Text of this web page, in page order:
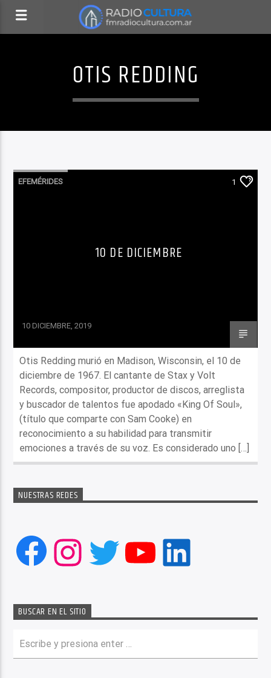
OTIS REDDING
EFEMÉRIDES 1
10 DE DICIEMBRE
10 DICIEMBRE, 2019
Otis Redding murió en Madison, Wisconsin, el 10 de
diciembre de 1967. El cantante de Stax y Volt
Records, compositor, productor de discos, arreglista
y buscador de talentos fue apodado «King Of Soul»,
(título que comparte con Sam Cooke) en
reconocimiento a su habilidad para transmitir
emociones a través de su voz. Es considerado uno […]
NUESTRAS REDES
Facebook
Instagram
Twitter
YouTube
LinkedIn
BUSCAR EN EL SITIO